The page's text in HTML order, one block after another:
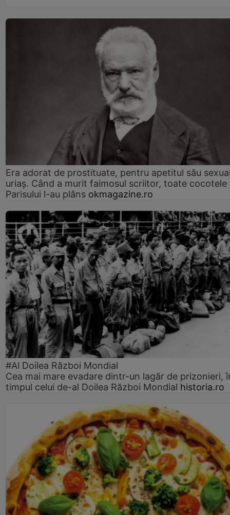
Era adorat de prostituate, pentru apetitul său
uriaș. Când a murit faimosul scriitor, toate cocotele
Parisului l-au plâns okmagazine.ro
#Al Doilea Război Mondial
Cea mai mare evadare dintr-un lagăr de prizonieri,
timpul celui de-al Doilea Război Mondial historia.ro